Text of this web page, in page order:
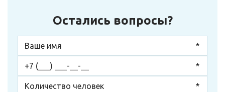
Остались вопросы?